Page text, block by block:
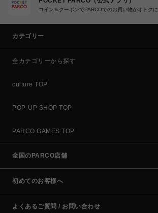
コイン＆クーポンでPARCOでのお買い物がオトクに
カテゴリー
全カテゴリーから探す
culture TOP
POP-UP SHOP TOP
PARCO GAMES TOP
全国のPARCO店舗
初めてのお客様へ
よくあるご質問 / お問い合わせ